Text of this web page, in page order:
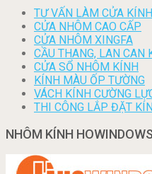
TƯ VẤN LÀM CỬA KÍNH
CỬA NHÔM CAO CẤP
CỬA NHÔM XINGFA
CẦU THANG, LAN CAN
CỬA SỔ NHÔM KÍNH
KÍNH MÀU ỐP TƯỜNG
VÁCH KÍNH CƯỜNG
THI CÔNG LẮP ĐẶT
NHÔM KÍNH HOWINDOWS